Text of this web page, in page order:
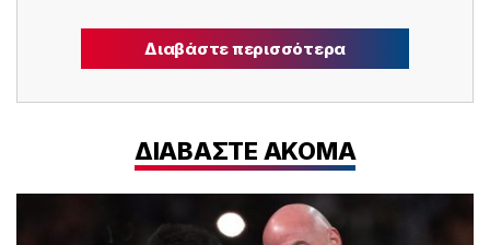
Διαβάστε περισσότερα
ΔΙΑΒΑΣΤΕ ΑΚΟΜΑ